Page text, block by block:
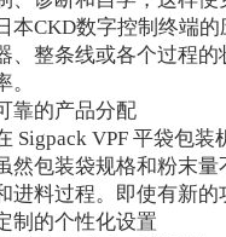
本CKD数字控制终端
、整条线或各个过程
。
靠的产品分配
Sigpack VPF 平袋包
然包装袋规格和粉末量
进料过程。即使有新
制的个性化设置